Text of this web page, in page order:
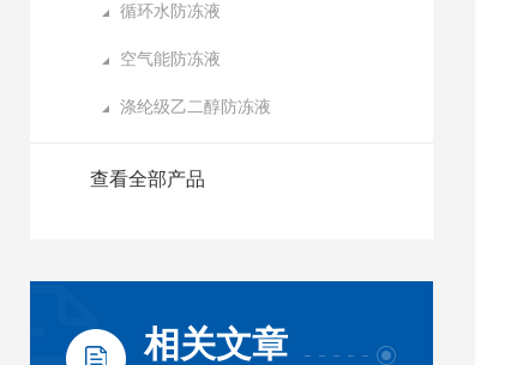
循环水防冻液
空气能防冻液
涤纶级乙二醇防冻液
查看全部产品
相关文章